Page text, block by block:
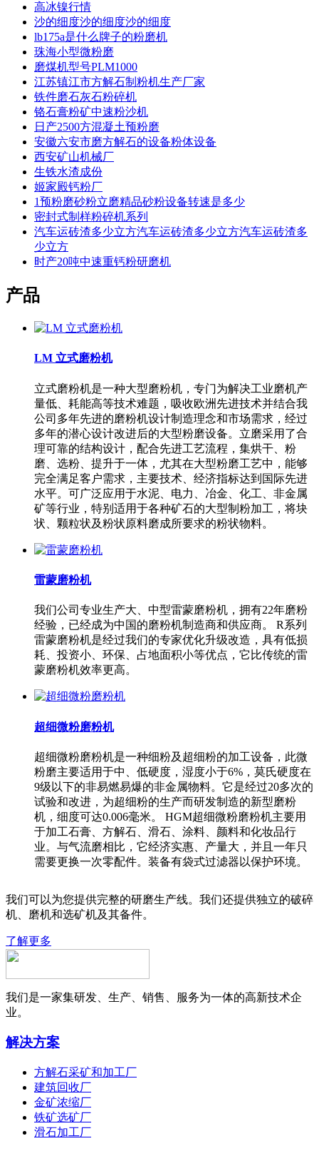
高冰镍行情
沙的细度沙的细度沙的细度
lb175a是什么牌子的粉磨机
珠海小型微粉磨
磨煤机型号PLM1000
江苏镇江市方解石制粉机生产厂家
铁件磨石灰石粉碎机
铬石膏粉矿中速粉沙机
日产2500方混凝土预粉磨
安徽六安市磨方解石的设备粉体设备
西安矿山机械厂
生铁水渣成份
姬家殿钙粉厂
1预粉磨砂粉立磨精品砂粉设备转速是多少
密封式制样粉碎机系列
汽车运砖渣多少立方汽车运砖渣多少立方汽车运砖渣多
少立方
时产20吨中速重钙粉研磨机
产品
LM 立式磨粉机
立式磨粉机是一种大型磨粉机，专门为解决工业磨机产
量低、耗能高等技术难题，吸收欧洲先进技术并结合我
公司多年先进的磨粉机设计制造理念和市场需求，经过
多年的潜心设计改进后的大型粉磨设备。立磨采用了合
理可靠的结构设计，配合先进工艺流程，集烘干、粉
磨、选粉、提升于一体，尤其在大型粉磨工艺中，能够
完全满足客户需求，主要技术、经济指标达到国际先进
水平。可广泛应用于水泥、电力、冶金、化工、非金属
矿等行业，特别适用于各种矿石的大型制粉加工，将块
状、颗粒状及粉状原料磨成所要求的粉状物料。
雷蒙磨粉机
我们公司专业生产大、中型雷蒙磨粉机，拥有22年磨粉
经验，已经成为中国的磨粉机制造商和供应商。 R系列
雷蒙磨粉机是经过我们的专家优化升级改造，具有低损
耗、投资小、环保、占地面积小等优点，它比传统的雷
蒙磨粉机效率更高。
超细微粉磨粉机
超细微粉磨粉机是一种细粉及超细粉的加工设备，此微
粉磨主要适用于中、低硬度，湿度小于6%，莫氏硬度在
9级以下的非易燃易爆的非金属物料。它是经过20多次的
试验和改进，为超细粉的生产而研发制造的新型磨粉
机，细度可达0.006毫米。 HGM超细微粉磨粉机主要用
于加工石膏、方解石、滑石、涂料、颜料和化妆品行
业。与气流磨相比，它经济实惠、产量大，并且一年只
需要更换一次零配件。装备有袋式过滤器以保护环境。
我们可以为您提供完整的研磨生产线。我们还提供独立的破碎
机、磨机和选矿机及其备件。
了解更多
我们是一家集研发、生产、销售、服务为一体的高新技术企
业。
解决方案
方解石采矿和加工厂
建筑回收厂
金矿浓缩厂
铁矿选矿厂
滑石加工厂